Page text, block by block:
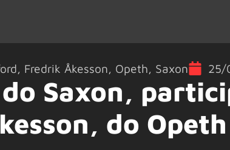
, Fredrik Åkesson, Opeth, Saxon 25/
Saxon,
do Opeth